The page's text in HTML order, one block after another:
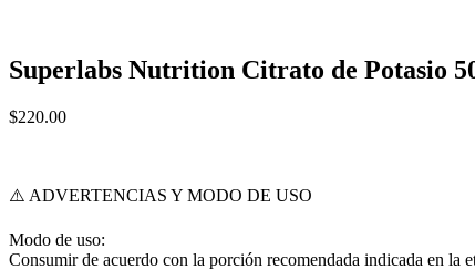
Superlabs Nutrition Citrato de Potasio
$220.00
⚠️ ADVERTENCIAS Y MODO DE USO
Modo de uso:
Consumir de acuerdo con la porción recomendada indicada en la